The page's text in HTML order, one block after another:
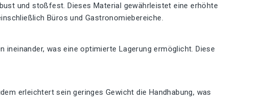
und stoßfest. Dieses Material gewährleistet eine erhöhte
Büros und Gastronomiebereiche.
ineinander, was eine optimierte Lagerung ermöglicht. Diese
erleichtert sein geringes Gewicht die Handhabung, was